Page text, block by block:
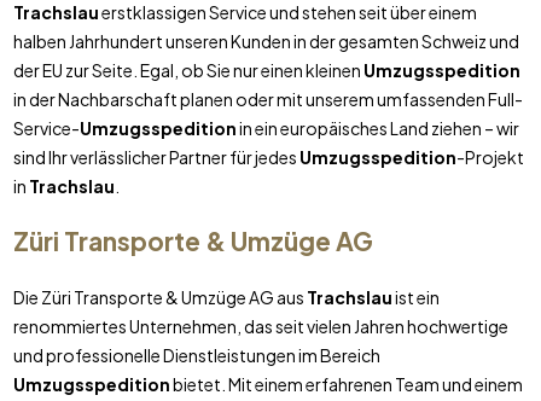
Trachslauerstklassigen Service und stehen seit über einem
halben Jahrhundert unseren Kunden in der gesamten Schweiz und
der EU zur Seite. Egal, ob Sie nur einen kleinen Umzugsspedition
in der Nachbarschaft planen oder mit unserem umfassenden Full-
Service-Umzugsspeditionin ein europäisches Land ziehen – wir
sind Ihr verlässlicher Partner für jedes Umzugsspedition-Projekt
in Trachslau
Züri Transporte & Umzüge AG
Die Züri Transporte & Umzüge AG aus Trachslauist ein
renommiertes Unternehmen, das seit vielen Jahren hochwertige
und professionelle Dienstleistungen im Bereich
Umzugsspeditionbietet. Mit einem erfahrenen Team und einem